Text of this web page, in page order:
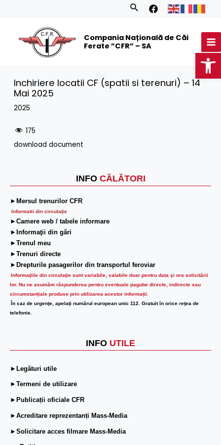
Search
Compania Națională de Căi
Ferate ”CFR” – SA
INFO CĂLĂTORI
►Mersul trenurilor CFR
Informatii din circulaţie
►Camere web / tabele informare
►Informaţii din gări
►Trenul meu
►Trenuri directe
►Drepturile pasagerilor din transportul feroviar
Informaţiile din circulaţie sunt variabile, valabile doar pentru data şi ora solicitării
lor. Nu ne asumăm răspunderea pentru eventuale pagube directe, indirecte sau
circumstanțiale produse prin utilizarea acestor informații.
În caz de urgenţe, apelaţi numărul european unic 112. Gratuit în orice reţea de
telefonie.
INFO UTILE
►Legături utile
►Termeni de utilizare
►Publicații oficiale CFR
►Acreditare reprezentanți Mass-Media
►Solicitare acces filmare Mass-Media
Inchiriere locatii CF (spatii si terenuri) – 14
Mai 2025
2025
175
download document